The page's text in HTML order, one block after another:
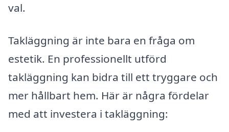
val.
Takläggning är inte bara en fråga om
estetik. En professionellt utförd
takläggning kan bidra till ett tryggare och
mer hållbart hem. Här är några fördelar
med att investera i takläggning: